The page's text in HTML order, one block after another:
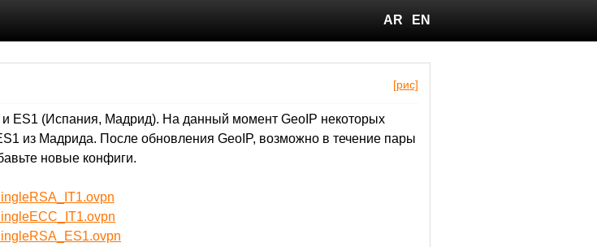
AR EN
[рис]
ES1 (Испания, Мадрид). На данный момент GeoIP некоторых
из Мадрида. После обновления GeoIP, возможно в течение пары
новые конфиги.